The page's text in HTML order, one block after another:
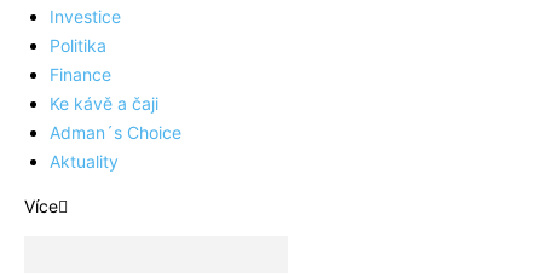
Investice
Politika
Finance
Ke kávě a čaji
Adman´s Choice
Aktuality
Více